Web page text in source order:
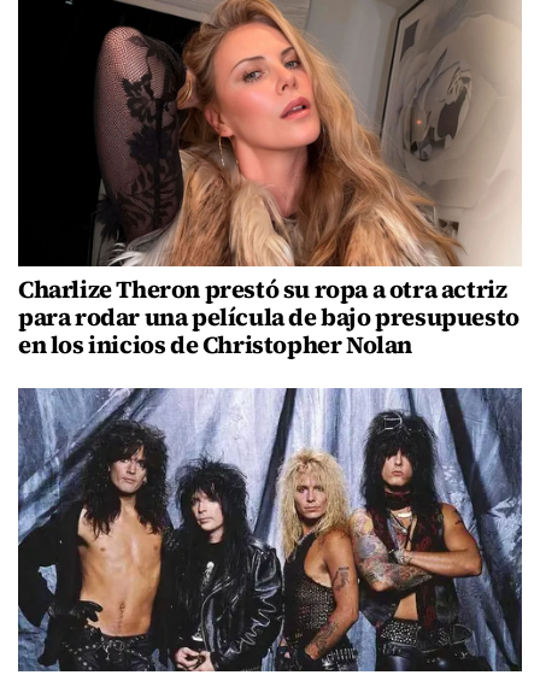
Charlize Theron prestó su ropa a otra actriz
para rodar una película de bajo presupuesto
en los inicios de Christopher Nolan